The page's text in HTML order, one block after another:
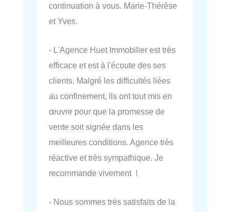
continuation à vous. Marie-Thérèse
et Yves.
- L'Agence Huet Immobilier est très
efficace et est à l'écoute des ses
clients. Malgré les difficultés liées
au confinement, ils ont tout mis en
œuvre pour que la promesse de
vente soit signée dans les
meilleures conditions. Agence très
réactive et très sympathique. Je
recommande vivement !
- Nous sommes très satisfaits de la